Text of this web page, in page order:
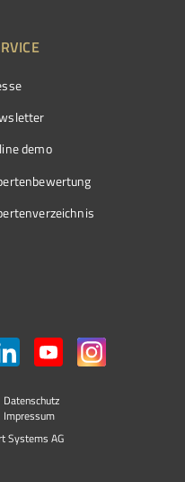
demo
Datenschutz
Impressum
Systems AG